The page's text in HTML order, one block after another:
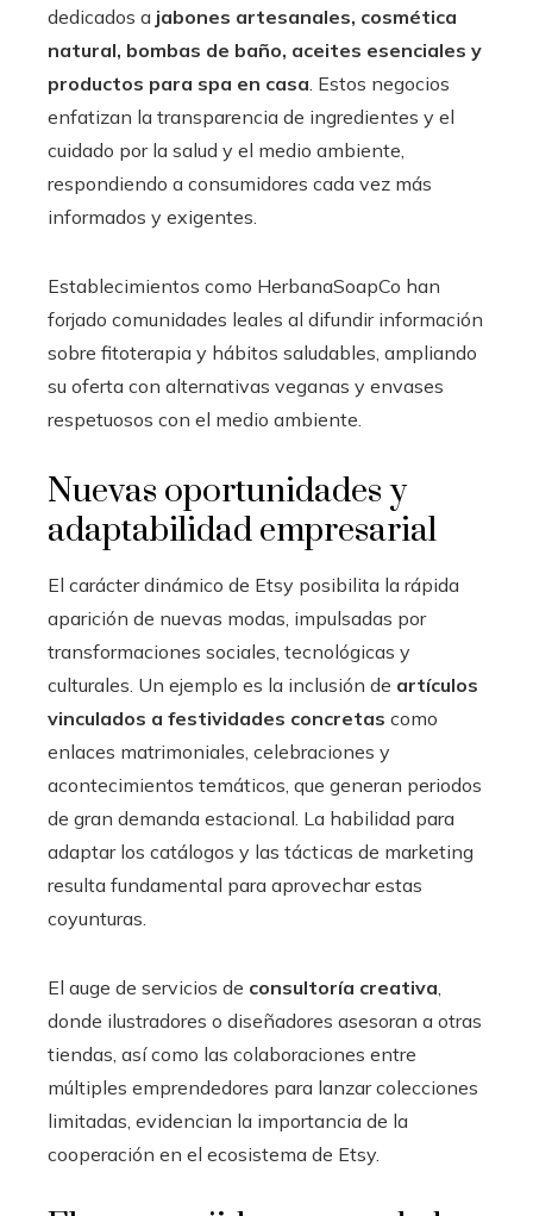
dedicados a jabones artesanales, cosmética
natural, bombas de baño, aceites esenciales y
productos para spa en casa. Estos negocios
enfatizan la transparencia de ingredientes y el
cuidado por la salud y el medio ambiente,
respondiendo a consumidores cada vez más
informados y exigentes.
Establecimientos como HerbanaSoapCo han
forjado comunidades leales al difundir información
sobre fitoterapia y hábitos saludables, ampliando
su oferta con alternativas veganas y envases
respetuosos con el medio ambiente.
Nuevas oportunidades y
adaptabilidad empresarial
El carácter dinámico de Etsy posibilita la rápida
aparición de nuevas modas, impulsadas por
transformaciones sociales, tecnológicas y
culturales. Un ejemplo es la inclusión de artículos
vinculados a festividades concretas como
enlaces matrimoniales, celebraciones y
acontecimientos temáticos, que generan periodos
de gran demanda estacional. La habilidad para
adaptar los catálogos y las tácticas de marketing
resulta fundamental para aprovechar estas
coyunturas.
El auge de servicios de consultoría creativa,
donde ilustradores o diseñadores asesoran a otras
tiendas, así como las colaboraciones entre
múltiples emprendedores para lanzar colecciones
limitadas, evidencian la importancia de la
cooperación en el ecosistema de Etsy.